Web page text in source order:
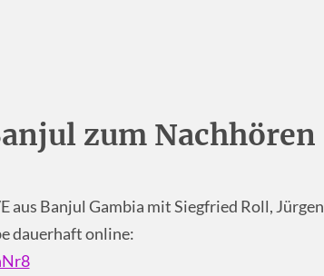
zum Nachhören
aus Banjul Gambia mit Siegfried Roll, Jürgen
dauerhaft online: